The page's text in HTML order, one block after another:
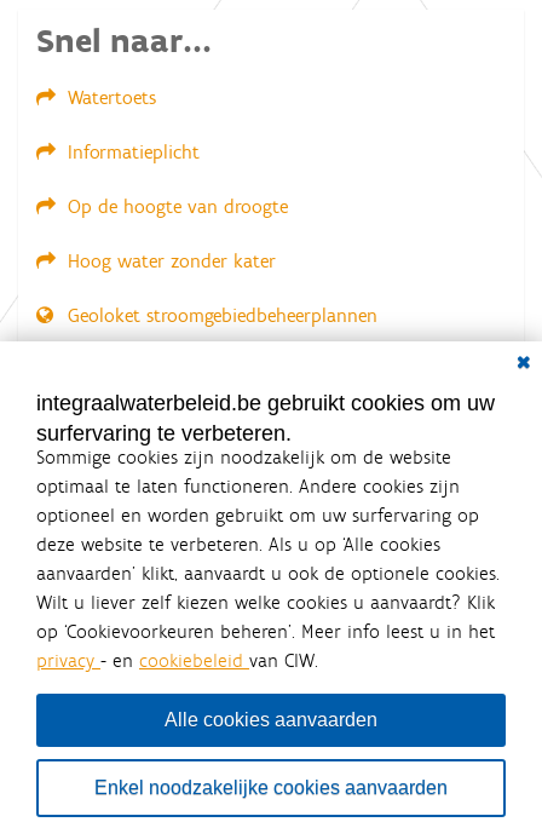
Snel naar...
Watertoets
Informatieplicht
Op de hoogte van droogte
Hoog water zonder kater
Geoloket stroomgebiedbeheerplannen
LOGIN VEREIST
integraalwaterbeleid.be gebruikt cookies om uw
surfervaring te verbeteren.
Sommige cookies zijn noodzakelijk om de website
optimaal te laten functioneren. Andere cookies zijn
optioneel en worden gebruikt om uw surfervaring op
deze website te verbeteren. Als u op ‘Alle cookies
aanvaarden’ klikt, aanvaardt u ook de optionele cookies.
Wilt u liever zelf kiezen welke cookies u aanvaardt? Klik
op ‘Cookievoorkeuren beheren’. Meer info leest u in het
privacy - en cookiebeleid van CIW.
Alle cookies aanvaarden
Enkel noodzakelijke cookies aanvaarden
Integraalwaterbeleid.be is een
officiële website van de Vlaamse
overheid
uitgegeven door Coördinatiecommissie Integraal
Waterbeleid
De Coördinatiecommissie Integraal Waterbeleid (CIW) is een
bestuursniveaus die bij het waterbeleid betrokken zijn. Ook
waterbedrijven nemen deel aan het overleg. Deze
samenwerking zorgt voor een gecoördineerde en
geïntegreerde aanpak van het waterbeleid en waterbeheer
in Vlaanderen.